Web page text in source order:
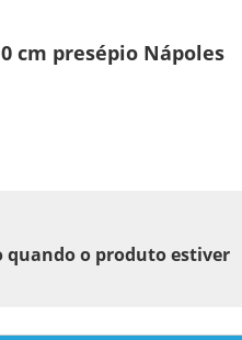
cm presépio Nápoles
quando o produto estiver